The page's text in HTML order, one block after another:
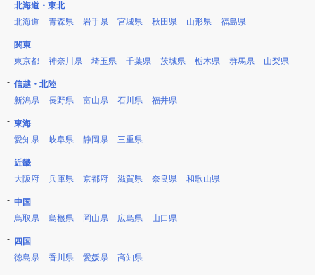
北海道・東北
北海道
青森県 岩手県 宮城県 秋田県 山形県 福島県
関東
東京都
神奈川県 埼玉県 千葉県 茨城県 栃木県 群馬県 山梨県
信越・北陸
新潟県
長野県 富山県 石川県 福井県
東海
愛知県
岐阜県 静岡県 三重県
近畿
大阪府
兵庫県 京都府 滋賀県 奈良県 和歌山県
中国
鳥取県
島根県 岡山県 広島県 山口県
四国
徳島県
香川県 愛媛県 高知県